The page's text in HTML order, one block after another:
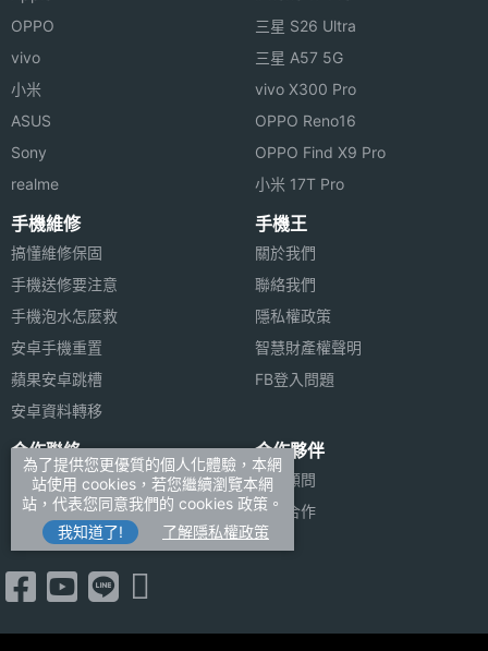
◎ IP68、IP69 防塵防水
◎ NFC 門禁卡、蘋果互聯、紅外線遙控、iPASS 一卡
通服務
◎ 6,600mAh 藍海電池
◎ 採用 USB Type-C 規格（USB 3.2 Gen 2），支援
100W 極速閃充、40W 無線閃充、旁路充電
◎ 曠野綠、雪峰白：162.98 x 76.81 x 8.49mm，
237g。（玻璃背蓋）
◎ 火山黑：162.98 x 76.81 x 8.19mm，232g。（玻
璃纖維背蓋）
※本文為 SOGI 手機王版權所有，未經授權不得轉載使用※
4K錄影
相機畫
素
第二主
光元件
第二主
相機光
圈F
第二主
相機等
效焦距
第三主
相機畫
素
2 億畫素
第三主
CMOS
OPPO
vivo
小米
ASUS
Sony
realme
三星 S26 Ultra
三星 A57 5G
vivo X300 Pro
OPPO Reno16
OPPO Find X9 Pro
小米 17T Pro
手機維修
搞懂維修保固
手機送修要注意
手機泡水怎麼救
安卓手機重置
蘋果安卓跳槽
安卓資料轉移
手機王
關於我們
聯絡我們
隱私權政策
智慧財產權聲明
FB登入問題
合作聯絡
廣告刊登
加入商店報價
新聞聯絡
合作夥伴
法律顧問
媒體合作
為了提供您更優質的個人化體驗，本網
站使用 cookies，若您繼續瀏覽本網
站，代表您同意我們的 cookies 政策。
我知道了!
了解隱私權政策